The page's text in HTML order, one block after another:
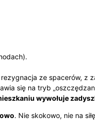
ze spacerów, z
się na tryb
wywołuje
. Nie skokowo, nie na